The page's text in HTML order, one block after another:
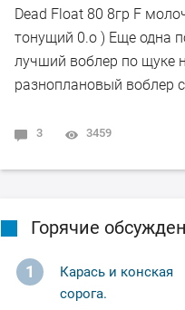
Dead Float 80 8гр F
тонущий 0.о ) Еще одна
лучший воблер по щуке
разноплановый воблер
3 3459
Горячие
1
Карась и конская
сорога.